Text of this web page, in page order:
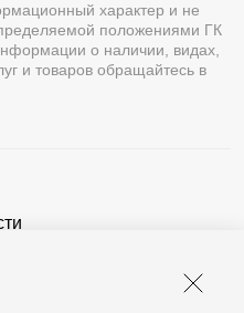
характер и не
положениями ГК
о наличии, видах,
и товаров обращайтесь в